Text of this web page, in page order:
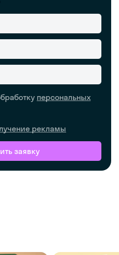
персональных
рекламы
заявку